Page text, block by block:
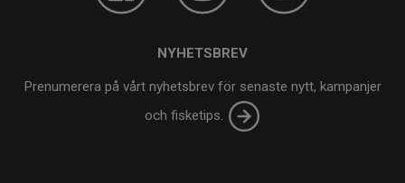
NYHETSBREV
Prenumerera på vårt nyhetsbrev för senaste nytt, kampanjer
och fisketips.